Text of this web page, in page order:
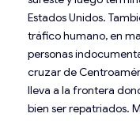
Estados Unidos.
tráfico humano, en
personas
cruzar de
lleva a la frontera
bien ser repatriados.